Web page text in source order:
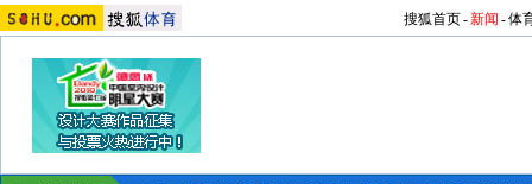
搜狐首页-新闻 -体